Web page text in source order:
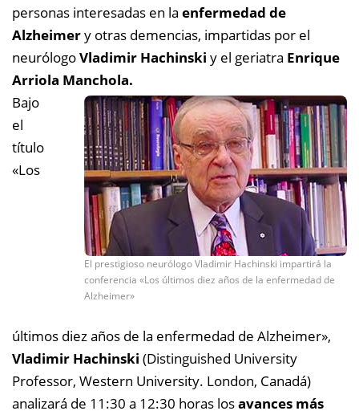
personas interesadas en la enfermedad de
Alzheimery otras demencias, impartidas por el
neurólogoVladimir Hachinski y el geriatra Enrique
Arriola Manchola.
El prestigioso neurólogo Vladimir Hachinski impartirá la
conferencia «Los últimos diez años de la enfermedad de
Alzheimer»
Bajo
el
título
«Los
últimos diez años de la enfermedad de Alzheimer»,
Vladimir Hachinski (Distinguished University
Professor, Western University. London, Canadá)
analizará de 11:30 a 12:30 horas losavances más